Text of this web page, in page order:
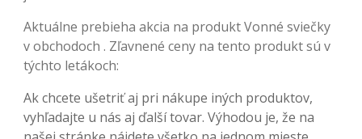
Aktuálne prebieha akcia na produkt Vonné sviečky
v obchodoch . Zľavnené ceny na tento produkt sú v
týchto letákoch:
Ak chcete ušetriť aj pri nákupe iných produktov,
vyhľadajte u nás aj ďalší tovar. Výhodou je, že na